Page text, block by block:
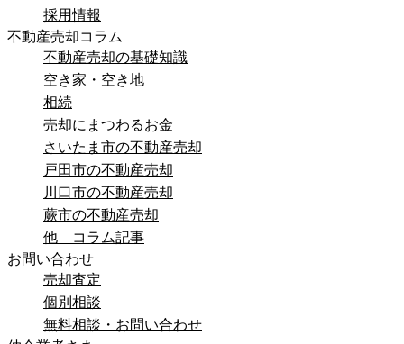
採用情報
不動産売却コラム
不動産売却の基礎知識
空き家・空き地
相続
売却にまつわるお金
さいたま市の不動産売却
戸田市の不動産売却
川口市の不動産売却
蕨市の不動産売却
他 コラム記事
お問い合わせ
売却査定
個別相談
無料相談・お問い合わせ